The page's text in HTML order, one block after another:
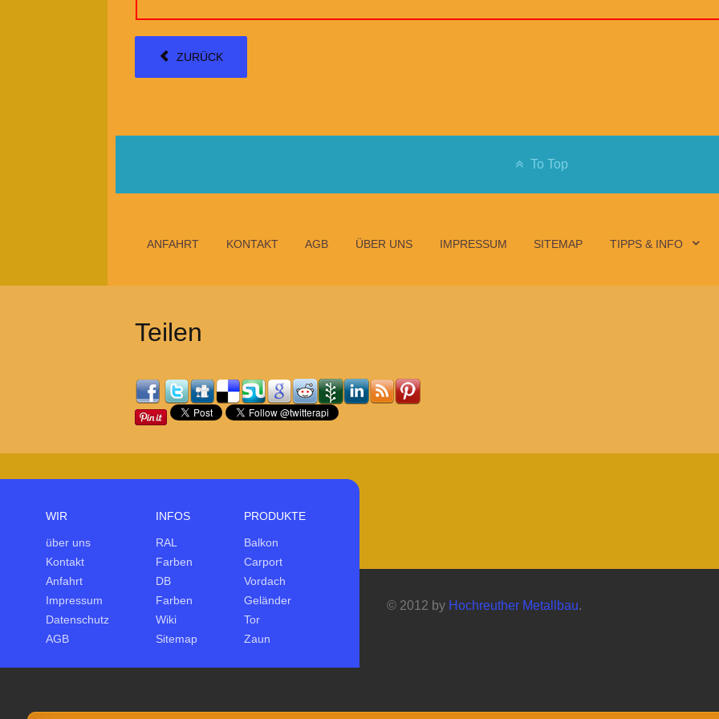
ZURÜCK
To Top
ANFAHRT KONTAKT AGB ÜBER UNS IMPRESSUM SITEMAP TIPPS & INFO
Teilen
WIR
über uns
Kontakt
Anfahrt
Impressum
Datenschutz
AGB
INFOS
RAL
Farben
DB
Farben
Wiki
Sitemap
PRODUKTE
Balkon
Carport
Vordach
Geländer
Tor
Zaun
© 2012 by Hochreuther Metallbau.